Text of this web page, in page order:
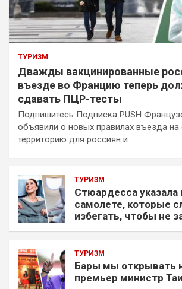
ТУРИЗМ
Дважды вакцинированные
въезде во Францию теперь
сдавать ПЦР-тесты
Подпишитесь Подписка PUSH
объявили о новых правилах въезда
территорию для россиян и
ТУРИЗМ
Стюардесса указала
самолете, которые
избегать, чтобы не
ТУРИЗМ
Бары мы открывать
премьер министр